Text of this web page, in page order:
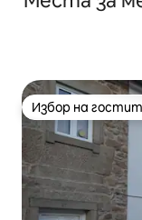
Избор на
Избор на